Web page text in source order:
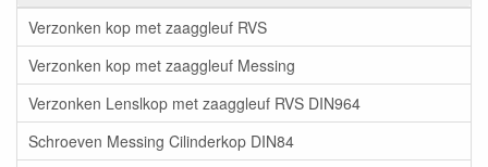
Verzonken kop met zaaggleuf RVS
Verzonken kop met zaaggleuf Messing
Verzonken Lenslkop met zaaggleuf RVS DIN964
Schroeven Messing Cilinderkop DIN84